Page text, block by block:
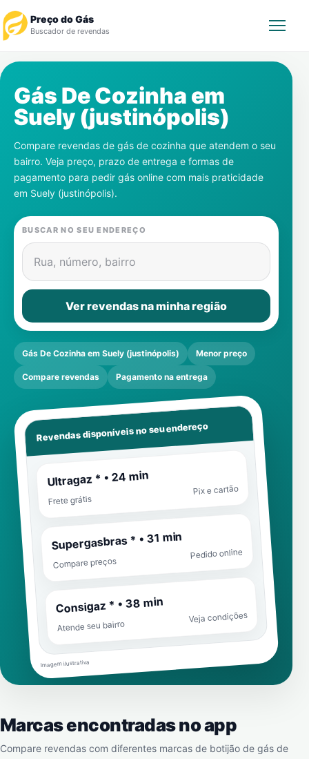
Preço do Gás
Buscador de revendas
Revendedor
Notícias
Cadastre-se
Gás
Contatos
Gás De Cozinha em
Suely (justinópolis)
Compare revendas de gás de cozinha que atendem o seu
bairro. Veja preço, prazo de entrega e formas de
pagamento para pedir gás online com mais praticidade
em Suely (justinópolis).
BUSCAR NO SEU ENDEREÇO
Rua, número, bairro
Ver revendas na minha região
Gás De Cozinha em Suely (justinópolis) Menor preço
Compare revendas Pagamento na entrega
Revendas disponíveis no seu endereço
Ultragaz * • 24 min
Frete grátis
Pix e cartão
Supergasbras * • 31 min
Compare preços
Pedido online
Consigaz * • 38 min
Atende seu bairro
Veja condições
Imagem ilustrativa
Marcas encontradas no app
Compare revendas com diferentes marcas de botijão de gás de